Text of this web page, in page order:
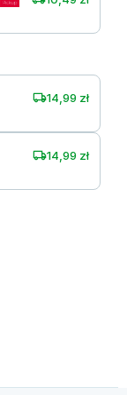
14,99 zł
14,99 zł